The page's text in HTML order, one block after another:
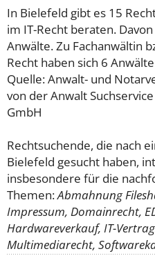
In Bielefeld gibt es 15
im IT-Recht beraten.
Anwälte. Zu Fachanwältin
Recht haben sich 6
Quelle: Anwalt- und
von der Anwalt
GmbH
Rechtsuchende, die nach
Bielefeld gesucht haben,
insbesondere für die
Themen:Abmahnung
Impressum, Domainrecht,
Hardwareverkauf, IT-
Multimediarecht,